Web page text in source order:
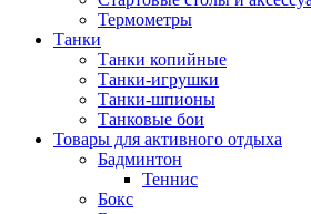
Термометры
Танки
Танки копийные
Танки-игрушки
Танки-шпионы
Танковые бои
Товары для активного отдыха
Бадминтон
Теннис
Бокс